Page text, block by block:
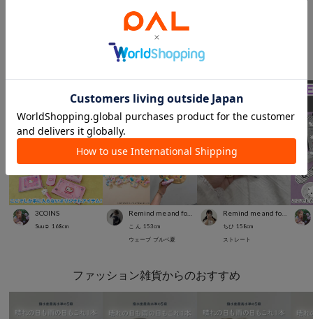
スタッフスナップ
＃サンリオ
3COINS
Suu☺︎ 168cm
Remind me and forever
こ ん 153cm
ウェーブ ブルベ夏
Remind me and forever
ちひ 158cm
ストレート
ファッション雑貨からのおすすめ